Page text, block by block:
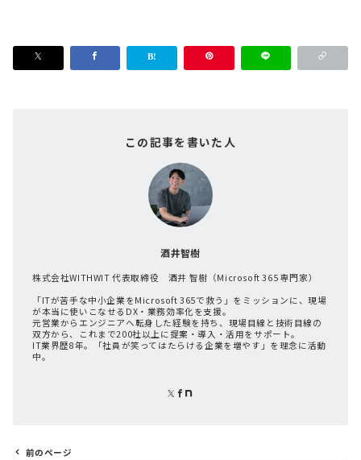
この記事を書いた人
酒井智樹
株式会社WITHWIT 代表取締役 酒井 智樹（Microsoft 365 専門家）
「ITが苦手な中小企業をMicrosoft 365で救う」をミッションに、現場
が本当に使いこなせるDX・業務効率化を支援。
元営業からエンジニアへ転身した経験を持ち、現場目線と技術目線の
双方から、これまで200社以上に提案・導入・活用をサポート。
IT業界歴8年。「社員が笑ってはたらける企業を増やす」を理念に活動
中。
前のページ